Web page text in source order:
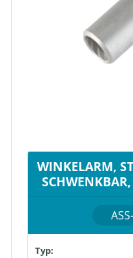
WINKELARM,
Typ: